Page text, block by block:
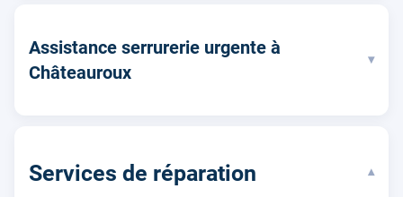
Assistance serrurerie urgente à
Châteauroux
▾
Services de réparation ▾